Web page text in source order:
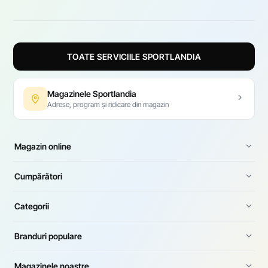
TOATE SERVICIILE SPORTLANDIA
Magazinele Sportlandia
Adrese, program și ridicare din magazin
Magazin online
Cumpărători
Categorii
Branduri populare
Magazinele noastre